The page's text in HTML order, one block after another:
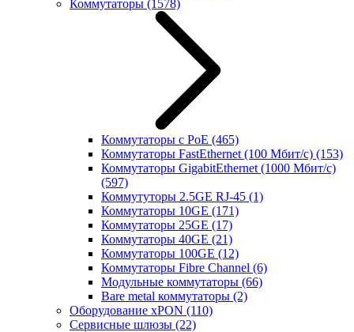
Коммутаторы (1578)
Коммутаторы с PoE (465)
Коммутаторы FastEthernet (100 Мбит/с) (153)
Коммутаторы GigabitEthernet (1000 Мбит/с)
(597)
Коммутуторы 2.5GE RJ-45 (1)
Коммутаторы 10GE (171)
Коммутаторы 25GE (17)
Коммутаторы 40GE (21)
Коммутаторы 100GE (12)
Коммутаторы Fibre Channel (6)
Модульные коммутаторы (66)
Bare metal коммутаторы (2)
Оборудование xPON (110)
Сервисные шлюзы (22)